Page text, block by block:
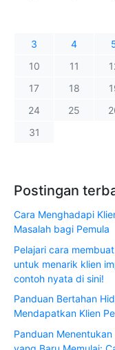
3
4
10
11
17
18
24
25
31
Postingan
Cara Menghadapi
Masalah bagi Pemula
Pelajari cara
untuk menarik klien
contoh nyata di sini!
Panduan Bertahan
Mendapatkan Klien
Panduan